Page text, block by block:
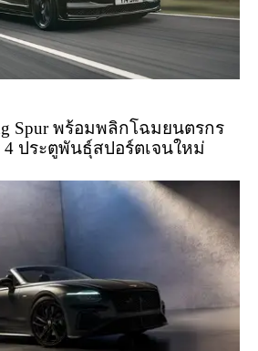
Spur พร้อมพลิกโฉมยนตรกร
ประตูพันธุ์สปอร์ตเจนใหม่